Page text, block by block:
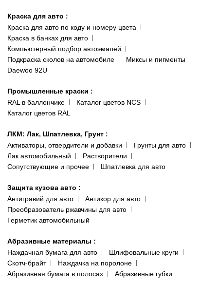
093 611-39-23
(ориентир: Интайм №40)
Одесса
пр-т Акад. Глушко, 29
066 554-97-70
Доставка и оплата
Сотрудничество
Наши публикации
Публичная оферта
Политика конфиденциальности
Краска для авто :
Краска для авто по коду и номеру цвета
Краска в банках для авто
Компьютерный подбор автоэмалей
Подкраска сколов на автомобиле
Миксы и пигменты
Daewoo 92U
Промышленные краски :
RAL в баллончике
Каталог цветов NCS
Каталог цветов RAL
ЛКМ: Лак, Шпатлевка, Грунт :
Активаторы, отвердители и добавки
Грунты для авто
Лак автомобильный
Растворители
Сопутствующие и прочее
Шпатлевка для авто
Защита кузова авто :
Антигравий для авто
Антикор для авто
Преобразователь ржавчины для авто
Герметик автомобильный
Абразивные материалы :
Наждачная бумага для авто
Шлифовальные круги
Скотч-брайт
Наждачка на поролоне
Абразивная бумага в полосах
Абразивные губки